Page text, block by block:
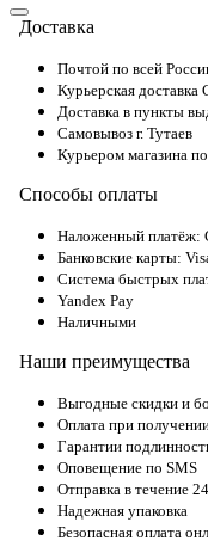
Доставка
Почтой по всей
Курьерская
Доставка в пункты
Самовывоз г. Тутаев
Курьером магазина
Способы оплаты
Наложенный
Банковские карты:
Система быстрых
Yandex Pay
Наличными
Наши преимущества
Выгодные скидки и
Оплата при
Гарантии
Оповещение по SMS
Отправка в течение
Надежная упаковка
Безопасная оплата